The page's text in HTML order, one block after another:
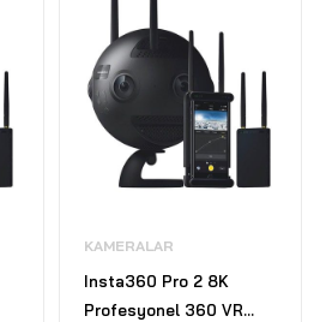
KAMERALAR
Insta360 Pro 2 8K
Profesyonel 360 VR